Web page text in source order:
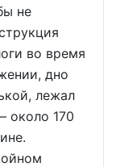
не
во время
дно
лежал
около 170